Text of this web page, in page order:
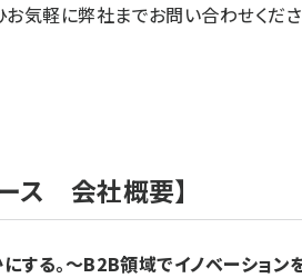
気軽に弊社までお問い合わせくださ
ス 会社概要】
にする。～B2B領域でイノベーショ